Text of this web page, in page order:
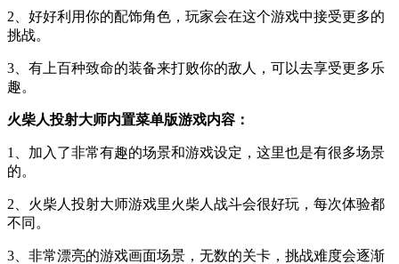
2、好好利用你的配饰角色，玩家会在这个游戏中接受更多的
挑战。
3、有上百种致命的装备来打败你的敌人，可以去享受更多乐
趣。
火柴人投射大师内置菜单版游戏内容：
1、加入了非常有趣的场景和游戏设定，这里也是有很多场景
的。
2、火柴人投射大师游戏里火柴人战斗会很好玩，每次体验都
不同。
3、非常漂亮的游戏画面场景，无数的关卡，挑战难度会逐渐